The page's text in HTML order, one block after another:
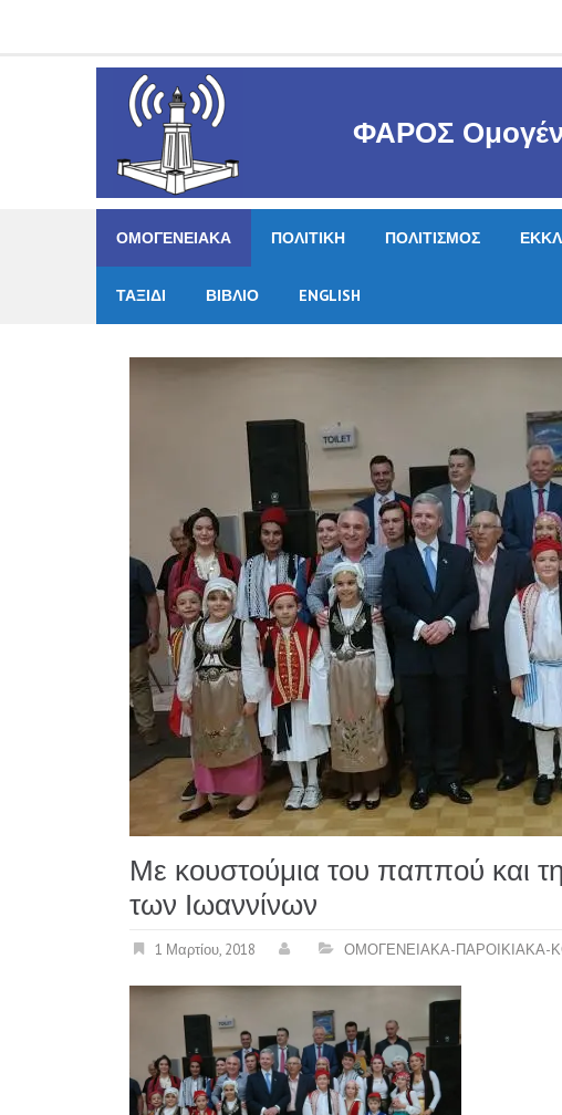
ΦΑΡΟΣ
ΟΜΟΓΕΝΕΙΑΚΑ ΠΟΛΙΤΙΚΗ ΠΟΛΙΤΙΣΜΟΣ
ΤΑΞΙΔΙ ΒΙΒΛΙΟ ENGLISH
Με κουστούμια του παππού και
των Ιωαννίνων
1 Μαρτίου, 2018 ΟΜΟΓΕΝΕΙΑΚΑ-ΠΑΡΟΙΚΙΑΚΑ-